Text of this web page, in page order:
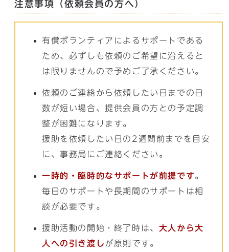
注意事項（依頼会員の方へ）
有償ボランティアによるサポートである
ため、必ずしも依頼のご希望に沿えると
は限りませんので予めご了承ください。
依頼のご連絡から依頼したい日までの日
数が短い場合、提供会員の方との予定調
整が困難になります。
援助を依頼したい日の2週間前までを目安
に、事務局にご連絡ください。
一時的・臨時的なサポートが前提です。
毎日のサポートや長期間のサポートは相
談が必要です。
援助活動の開始・終了時は、 大人から大
人への引き渡しが原則です。